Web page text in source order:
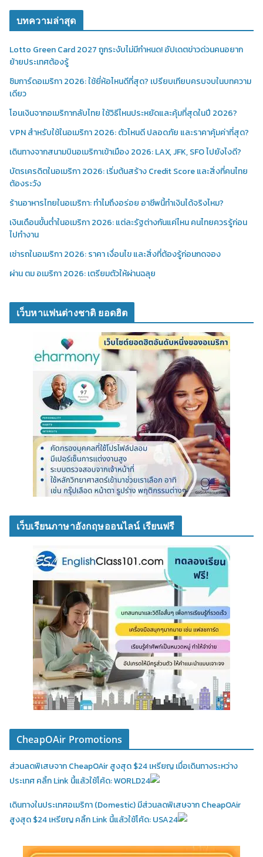
บทความล่าสุด
Lotto Green Card 2027 ถูกระงับไม่มีกำหนด! อัปเดตข่าวด่วนคนอยาก
ย้ายประเทศต้องรู้
ซิมการ์ดอเมริกา 2026: ใช้ยี่ห้อไหนดีที่สุด? เปรียบเทียบครบจบในบทความ
เดียว
โอนเงินจากอเมริกากลับไทย ใช้วิธีไหนประหยัดและคุ้มที่สุดในปี 2026?
VPN สำหรับใช้ในอเมริกา 2026: ตัวไหนดี ปลอดภัย และราคาคุ้มค่าที่สุด?
เดินทางจากสนามบินอเมริกาเข้าเมือง 2026: LAX, JFK, SFO ไปยังไงดี?
บัตรเครดิตในอเมริกา 2026: เริ่มต้นสร้าง Credit Score และสิ่งที่คนไทย
ต้องระวัง
ร้านอาหารไทยในอเมริกา: ทำไมถึงอร่อย อาชีพนี้ทำเงินได้จริงไหม?
เงินเดือนขั้นต่ำในอเมริกา 2026: แต่ละรัฐต่างกันแค่ไหน คนไทยควรรู้ก่อน
ไปทำงาน
เช่ารถในอเมริกา 2026: ราคา เงื่อนไข และสิ่งที่ต้องรู้ก่อนกดจอง
ผ่าน ตม อเมริกา 2026: เตรียมตัวให้ผ่านฉลุย
เว็บหาแฟนต่างชาติ ยอดฮิต
เว็บเรียนภาษาอังกฤษออนไลน์ เรียนฟรี
CheapOAir Promotions
ส่วนลดพิเสษจาก CheapOAir สูงสุด $24 เหรียญ เมื่อเดินทางระหว่าง
ประเทศ คลิ้ก Link นี้แล้วใช้โค้ด: WORLD24
เดินทางในประเทศอเมริกา (Domestic)มีส่วนลดพิเสษจาก CheapOAir
สูงสุด $24 เหรียญ คลิ้ก Link นี้แล้วใช้โค้ด: USA24